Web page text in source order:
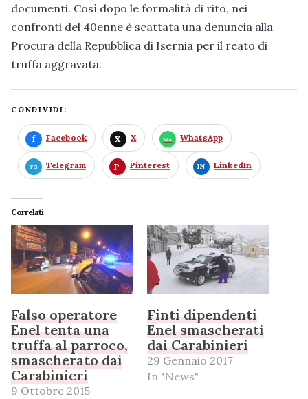
documenti. Così dopo le formalità di rito, nei
confronti del 40enne è scattata una denuncia alla
Procura della Repubblica di Isernia per il reato di
truffa aggravata.
CONDIVIDI:
Facebook X WhatsApp
Telegram Pinterest LinkedIn
Correlati
Falso operatore
Enel tenta una
truffa al parroco,
smascherato dai
Carabinieri
9 Ottobre 2015
Finti dipendenti
Enel smascherati
dai Carabinieri
29 Gennaio 2017
In "News"